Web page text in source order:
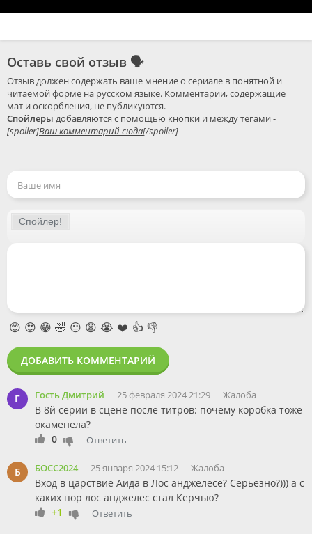
Оставь свой отзыв 🗣
Отзыв должен содержать ваше мнение о сериале в понятной и
читаемой форме на русском языке. Комментарии, содержащие
Спойлеры добавляются с помощью кнопки и между тегами -
[spoiler]Ваш комментарий сюда[/spoiler]
Г Гость Дмитрий 25 февраля 2024 21:29 Жалоба
В 8й серии в сцене после титров: почему коробка тоже
окаменела?
0
Ответить
Б БОСС2024 25 января 2024 15:12 Жалоба
Вход в царствие Аида в Лос анджелесе? Серьезно?))) а с
каких пор лос анджелес стал Керчью?
+1
Ответить
😊 😍 😁 🤣 😐 😩 😭 ❤️ 👍 👎
ДОБАВИТЬ КОММЕНТАРИЙ